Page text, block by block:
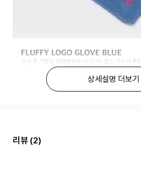
상세설명 더보기
리뷰 (2)